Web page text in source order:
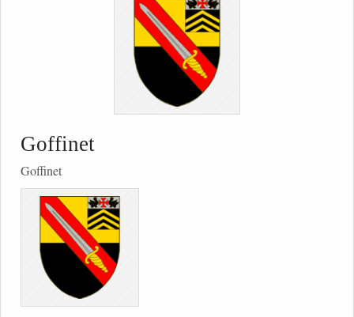
Goffinet
Goffinet